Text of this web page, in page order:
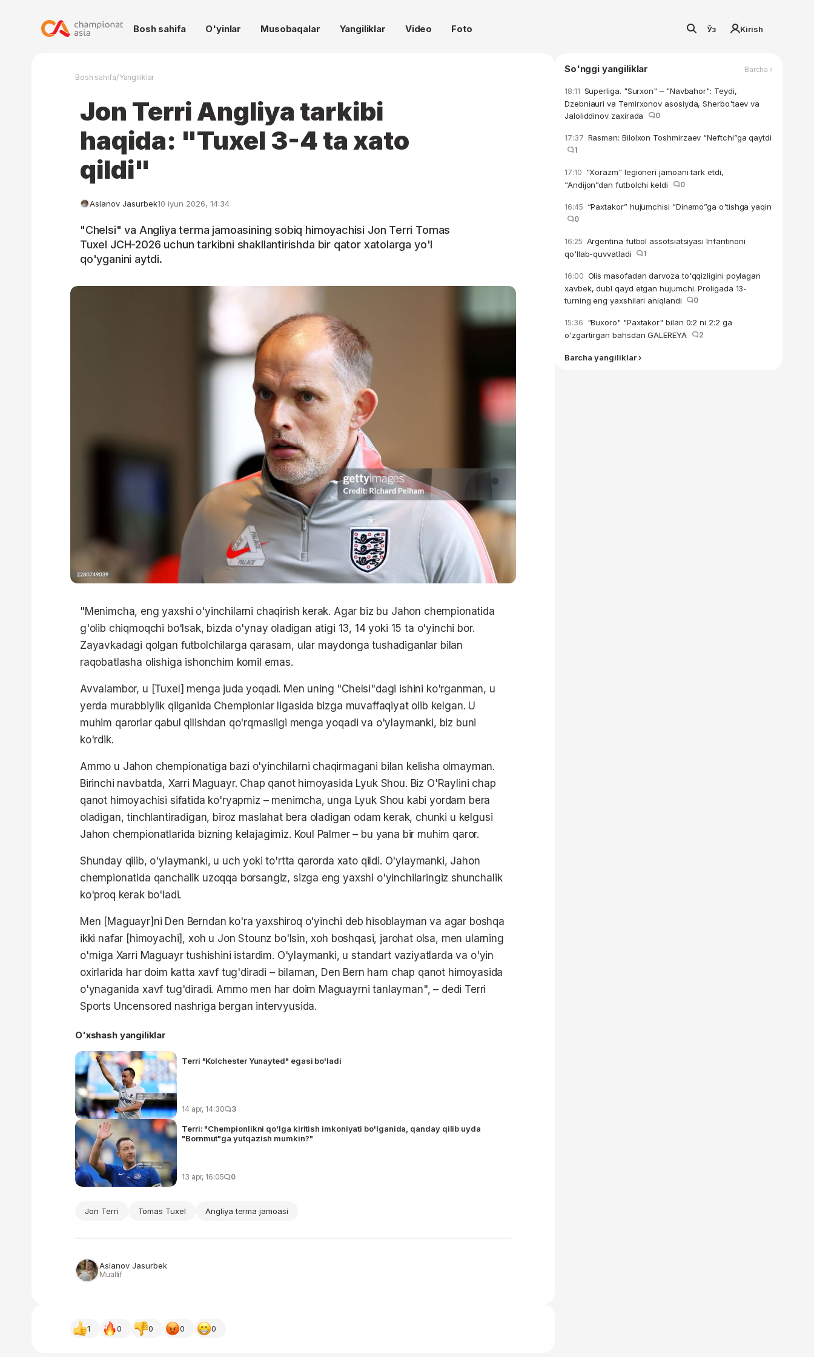
Bosh sahifa O'yinlar Musobaqalar Yangiliklar Video Foto Ўз Kirish
Bosh sahifa/Yangiliklar
Jon Terri Angliya tarkibi
haqida: "Tuxel 3-4 ta xato
qildi"
Aslanov Jasurbek10 iyun 2026, 14:34
"Chelsi" va Angliya terma jamoasining sobiq himoyachisi Jon Terri Tomas
Tuxel JCH-2026 uchun tarkibni shakllantirishda bir qator xatolarga yo'l
qo'yganini aytdi.
"Menimcha, eng yaxshi o'yinchilarni chaqirish kerak. Agar biz bu Jahon chempionatida
g'olib chiqmoqchi bo'lsak, bizda o'ynay oladigan atigi 13, 14 yoki 15 ta o'yinchi bor.
Zayavkadagi qolgan futbolchilarga qarasam, ular maydonga tushadiganlar bilan
raqobatlasha olishiga ishonchim komil emas.
Avvalambor, u [Tuxel] menga juda yoqadi. Men uning "Chelsi"dagi ishini ko'rganman, u
yerda murabbiylik qilganida Chempionlar ligasida bizga muvaffaqiyat olib kelgan. U
muhim qarorlar qabul qilishdan qo'rqmasligi menga yoqadi va o'ylaymanki, biz buni
ko'rdik.
Ammo u Jahon chempionatiga bazi o'yinchilarni chaqirmagani bilan kelisha olmayman.
Birinchi navbatda, Xarri Maguayr. Chap qanot himoyasida Lyuk Shou. Biz O'Raylini chap
qanot himoyachisi sifatida ko'ryapmiz – menimcha, unga Lyuk Shou kabi yordam bera
oladigan, tinchlantiradigan, biroz maslahat bera oladigan odam kerak, chunki u kelgusi
Jahon chempionatlarida bizning kelajagimiz. Koul Palmer – bu yana bir muhim qaror.
Shunday qilib, o'ylaymanki, u uch yoki to'rtta qarorda xato qildi. O'ylaymanki, Jahon
chempionatida qanchalik uzoqqa borsangiz, sizga eng yaxshi o'yinchilaringiz shunchalik
ko'proq kerak bo'ladi.
Men [Maguayr]ni Den Berndan ko'ra yaxshiroq o'yinchi deb hisoblayman va agar boshqa
ikki nafar [himoyachi], xoh u Jon Stounz bo'lsin, xoh boshqasi, jarohat olsa, men ularning
o'rniga Xarri Maguayr tushishini istardim. O'ylaymanki, u standart vaziyatlarda va o'yin
oxirlarida har doim katta xavf tug'diradi – bilaman, Den Bern ham chap qanot himoyasida
o'ynaganida xavf tug'diradi. Ammo men har doim Maguayrni tanlayman", – dedi Terri
Sports Uncensored nashriga bergan intervyusida.
O'xshash yangiliklar
Terri "Kolchester Yunayted" egasi bo'ladi
14 apr, 14:30 3
Terri: "Chempionlikni qo'lga kiritish imkoniyati bo'lganida, qanday qilib uyda
"Bornmut"ga yutqazish mumkin?"
13 apr, 16:05 0
Jon Terri Tomas Tuxel Angliya terma jamoasi
Aslanov Jasurbek
Muallif
1 0 0 0 0
So'nggi yangiliklar Barcha ›
18:11 Superliga. "Surxon" – "Navbahor": Teydi,
Dzebniauri va Temirxonov asosiyda, Sherbo'taev va
Jaloliddinov zaxirada
0
17:37 Rasman: Bilolxon Toshmirzaev “Neftchi”ga qaytdi
1
17:10 "Xorazm" legioneri jamoani tark etdi,
“Andijon”dan futbolchi keldi
0
16:45 “Paxtakor” hujumchisi “Dinamo”ga o'tishga yaqin
0
16:25 Argentina futbol assotsiatsiyasi Infantinoni
qo'llab-quvvatladi
1
16:00 Olis masofadan darvoza to'qqizligini poylagan
xavbek, dubl qayd etgan hujumchi. Proligada 13-
turning eng yaxshilari aniqlandi
0
15:36 "Buxoro" "Paxtakor" bilan 0:2 ni 2:2 ga
o'zgartirgan bahsdan GALEREYA
2
Barcha yangiliklar ›